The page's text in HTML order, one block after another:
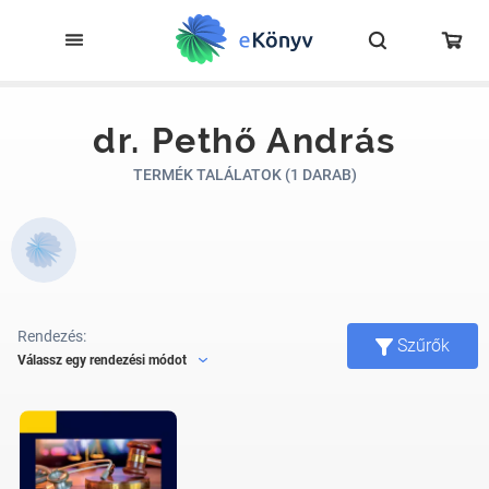
dr. Pethő András
TERMÉK TALÁLATOK (1 DARAB)
Rendezés:
Válassz egy rendezési módot
Szűrők